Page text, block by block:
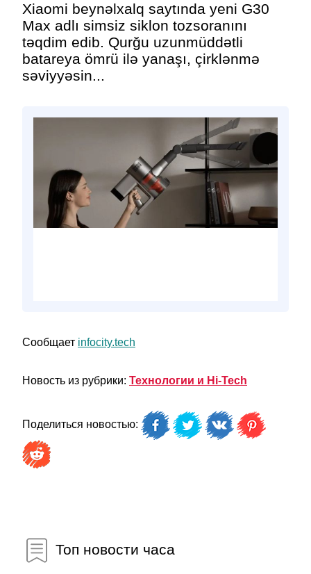
Xiaomi beynəlxalq saytında yeni G30
Max adlı simsiz siklon tozsoranını
təqdim edib. Qurğu uzunmüddətli
batareya ömrü ilə yanaşı, çirklənmə
səviyyəsin...
Сообщает infocity.tech
Новость из рубрики: Технологии и Hi-Tech
Поделиться новостью:
Топ новости часа